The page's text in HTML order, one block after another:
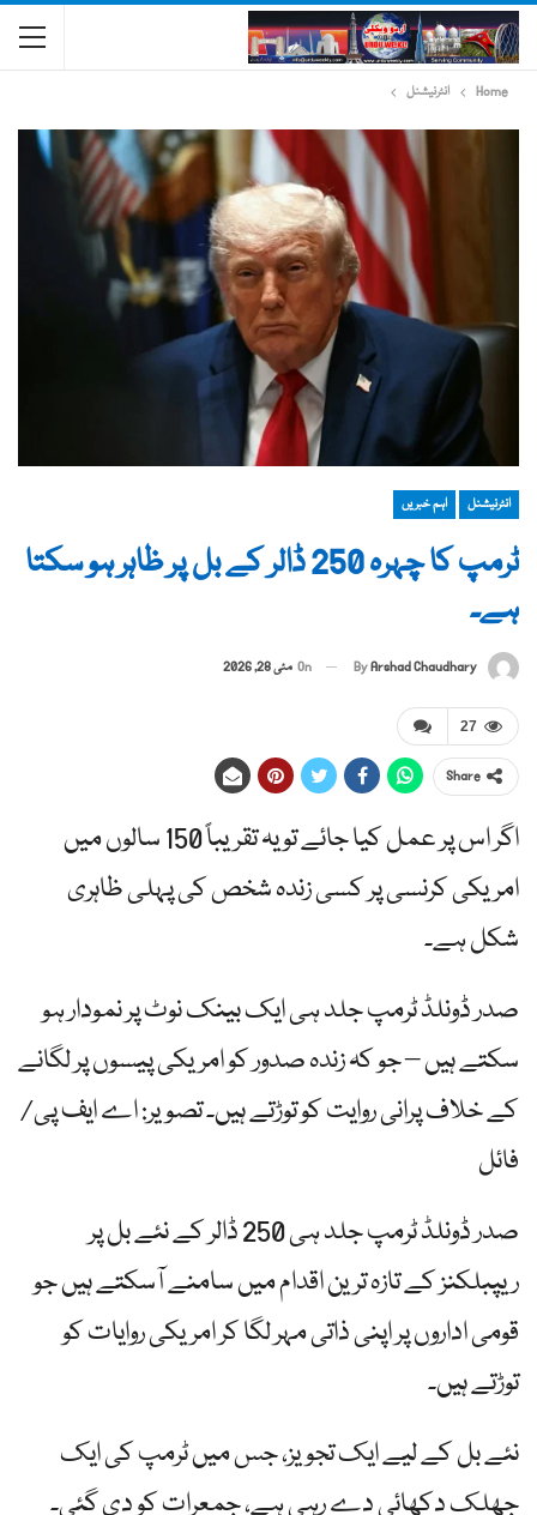
Home انٹرنیشنل
انٹرنیشنل اہم خبریں
ٹرمپ کا چہرہ 250 ڈالر کے بل پر ظاہر ہو سکتا
ہے۔
ByArshad Chaudhary
On مئی 28, 2026
27
Share
اگر اس پر عمل کیا جائے تو یہ تقریباً 150 سالوں میں
امریکی کرنسی پر کسی زندہ شخص کی پہلی ظاہری
شکل ہے۔
صدر ڈونلڈ ٹرمپ جلد ہی ایک بینک نوٹ پر نمودار ہو
سکتے ہیں – جو کہ زندہ صدور کو امریکی پیسوں پر لگانے
کے خلاف پرانی روایت کو توڑتے ہیں۔ تصویر: اے ایف پی/
فائل
صدر ڈونلڈ ٹرمپ جلد ہی 250 ڈالر کے نئے بل پر
ریپبلکنز کے تازہ ترین اقدام میں سامنے آسکتے ہیں جو
قومی اداروں پر اپنی ذاتی مہر لگا کر امریکی روایات کو
توڑتے ہیں۔
نئے بل کے لیے ایک تجویز، جس میں ٹرمپ کی ایک
جھلک دکھائی دے رہی ہے، جمعرات کو دی گئی۔